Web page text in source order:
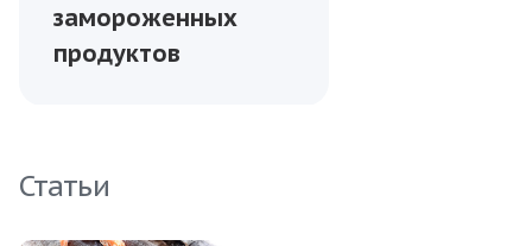
замороженных
продуктов
Статьи